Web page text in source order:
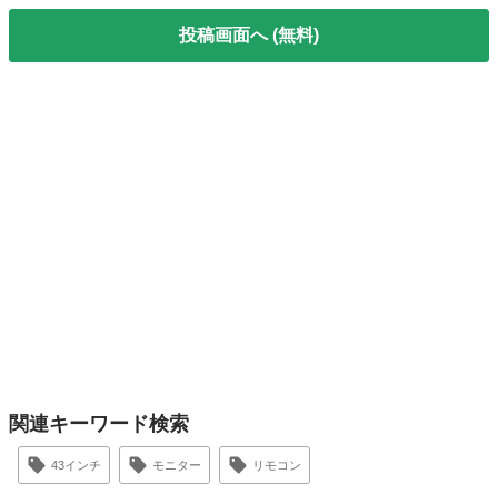
投稿画面へ (無料)
関連キーワード検索
43インチ モニター リモコン